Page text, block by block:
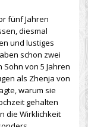
fünf Jahren
diesmal
und lustiges
schon zwei
Sohn von 5 Jahren
als Zhenja von
warum sie
gehalten
die Wirklichkeit